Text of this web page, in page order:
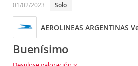
01/02/2023 solo
AEROLINEAS ARGENTINAS
Buenísimo